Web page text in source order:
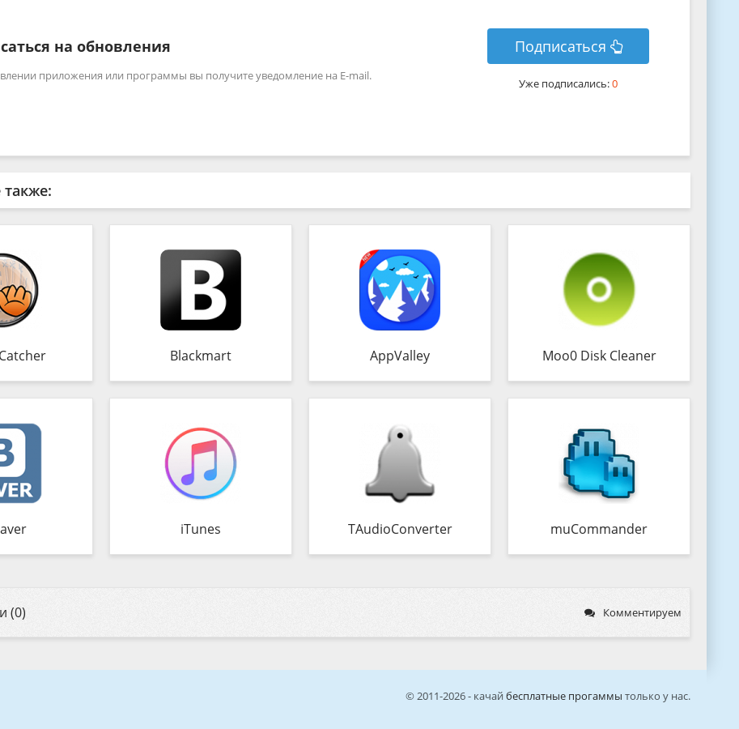
на обновления
приложения или программы вы получите уведомление на E-mail.
Подписаться
Уже подписались:0
Blackmart AppValley Moo0 Disk Cleaner
iTunes TAudioConverter muCommander
(0) Комментируем
© 2011-2026 - качай бесплатные прогаммы только у нас.